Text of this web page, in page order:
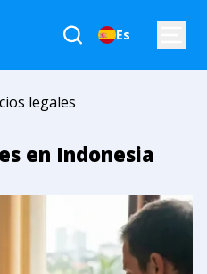
Es
legales
en Indonesia